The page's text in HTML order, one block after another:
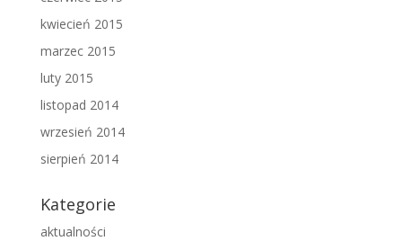
kwiecień 2015
marzec 2015
luty 2015
listopad 2014
wrzesień 2014
sierpień 2014
Kategorie
aktualności